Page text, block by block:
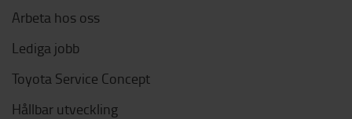
Arbeta hos oss
Lediga jobb
Toyota Service Concept
Hållbar utveckling